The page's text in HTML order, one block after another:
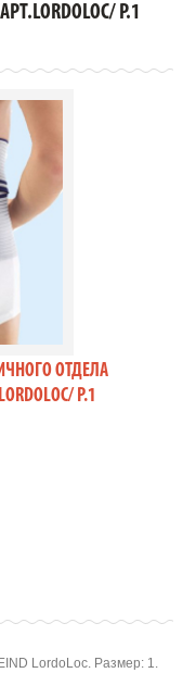
Р.1
Р.1
ОТДЕЛА
Р.1
LordoLoc. Размер: 1.